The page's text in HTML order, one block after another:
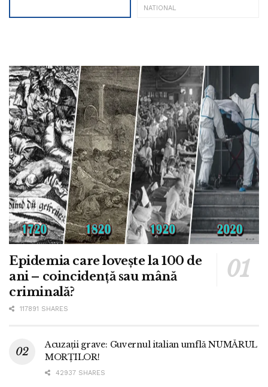
NATIONAL
Epidemia care lovește la 100 de
ani – coincidență sau mână
criminală?
117891 SHARES
Acuzații grave: Guvernul italian umflă NUMĂRUL
MORȚILOR!
42937 SHARES